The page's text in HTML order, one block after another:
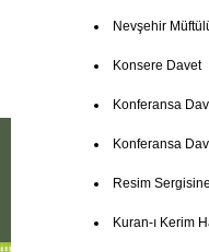
Nevşehir
Konsere Davet
Konferansa
Konferansa
Resim
Kuran-ı Kerim